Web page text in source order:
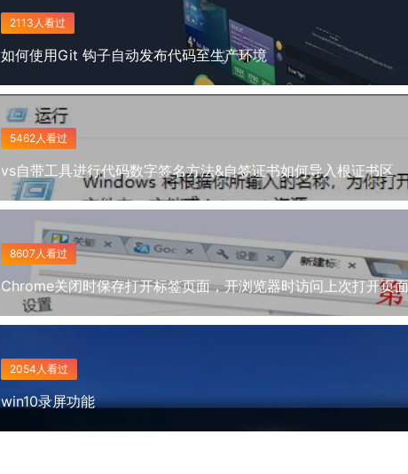
2113人看过
如何使用Git 钩子自动发布代码至生产环境
5462人看过
vs自带工具进行代码数字签名方法&自签证书如何导入根证书区
8607人看过
Chrome关闭时保存打开标签页面，开浏览器时访问上次打开页面
2054人看过
win10录屏功能